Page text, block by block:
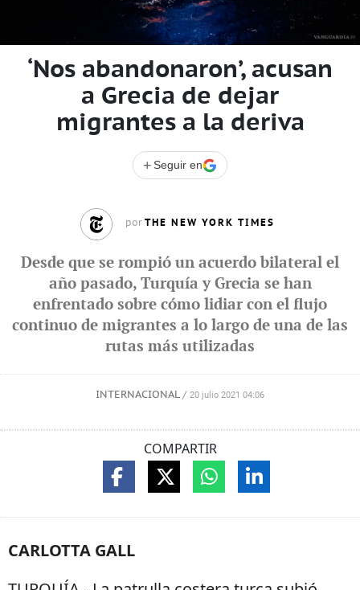
‘Nos abandonaron’, acusan
a Grecia de dejar
migrantes a la deriva
+ Seguir en
por THE NEW YORK TIMES
Desde que se rompió un acuerdo bilateral el
año pasado, Turquía y Grecia se han
enfrentado sobre cómo lidiar con el flujo
continuo de migrantes a lo largo de una de las
rutas más utilizadas
INTERNACIONAL / 20 julio 2021 04:06
COMPARTIR
CARLOTTA GALL